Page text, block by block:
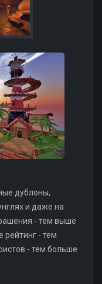
дублоны,
и даже на
- тем выше
рейтинг - тем
- тем больше